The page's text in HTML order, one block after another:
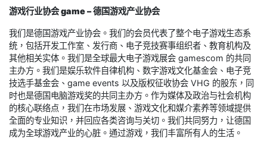
游戏行业协会 game – 德国游戏产业协会
我们是德国游戏产业协会。我们的会员代表了整个电子游戏生态系
统，包括开发工作室、发行商、电子竞技赛事组织者、教育机构及
其他相关实体。我们是全球最大电子游戏展会 gamescom 的共同
主办方。我们是娱乐软件自律机构、数字游戏文化基金会、电子竞
技选手基金会、game events 以及版权征收协会 VHG 的股东，同
时也是德国电脑游戏奖的共同主办方。作为媒体及政治与社会机构
的核心联络点，我们在市场发展、游戏文化和媒介素养等领域提供
全面的专业知识，并回应各类咨询与关切。我们共同努力，让德国
成为全球游戏产业的心脏。通过游戏，我们丰富所有人的生活。